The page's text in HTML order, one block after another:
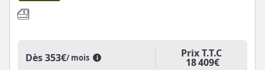
Dès353€/ mois i Prix T.T.C
18 409€